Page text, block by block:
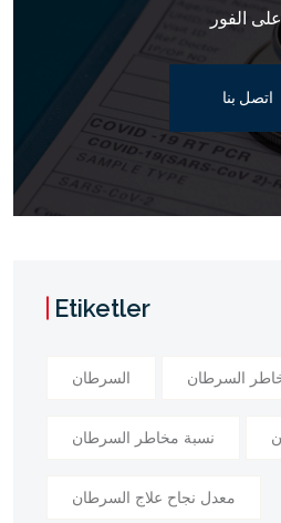
اتصل بنا
Etiketler
السرطان السرطان
نسبة مخاطر السرطان
معدل نجاح علاج السرطان